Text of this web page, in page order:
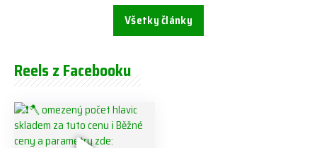
Všetky články
Reels z Facebooku